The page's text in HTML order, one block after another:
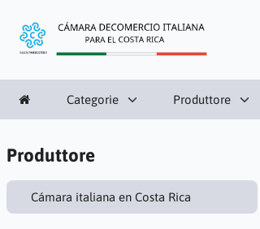
Categorie Produttore
Produttore
Cámara italiana en Costa Rica